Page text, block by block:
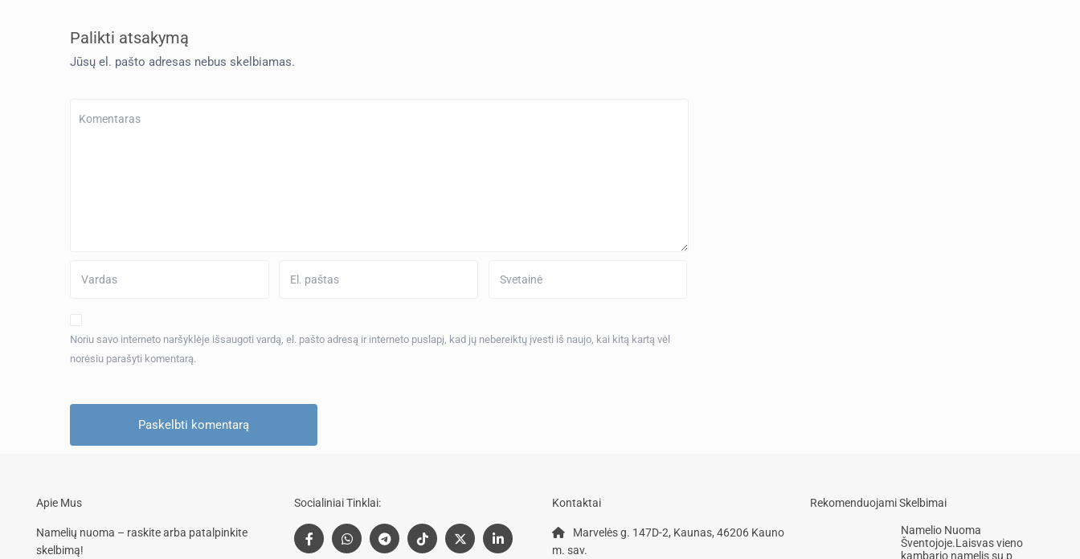
Palikti atsakymą
Jūsų el. pašto adresas nebus skelbiamas.
Noriu savo interneto naršyklėje išsaugoti vardą, el. pašto adresą ir interneto puslapį, kad jų nebereiktų įvesti iš naujo, kai kitą kartą vėl
norėsiu parašyti komentarą.
Apie Mus
Namelių nuoma – raskite arba patalpinkite
skelbimą!
Socialiniai Tinklai: Kontaktai
Marvelės g. 147D-2, Kaunas, 46206 Kauno
m. sav.
Rekomenduojami Skelbimai
Namelio Nuoma
Šventojoje.Laisvas vieno
kambario namelis su p